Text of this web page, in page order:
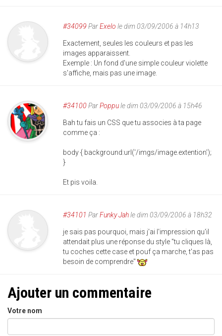
#34099 ParExelo le dim 03/09/2006 à 14h13
Exactement, seules les couleurs et pas les
images apparaissent.
Exemple : Un fond d'une simple couleur violette
s'affiche, mais pas une image.
#34100 ParPoppule dim 03/09/2006 à 15h46
Bah tu fais un CSS que tu associes à ta page
comme ça :
body { background:url('/imgs/image.extention');
}
Et pis voila.
#34101 ParFunky Jahle dim 03/09/2006 à 18h32
je sais pas pourquoi, mais j'ai l'impression qu'il
attendait plus une réponse du style "tu cliques là,
tu coches cette case et pouf ça marche, t'as pas
besoin de comprendre"
Ajouter un commentaire
Votre nom